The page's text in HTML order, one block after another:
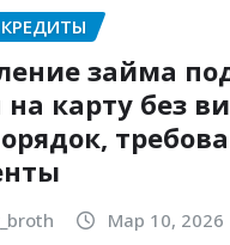
займа
карту без
Мар 10, 2026